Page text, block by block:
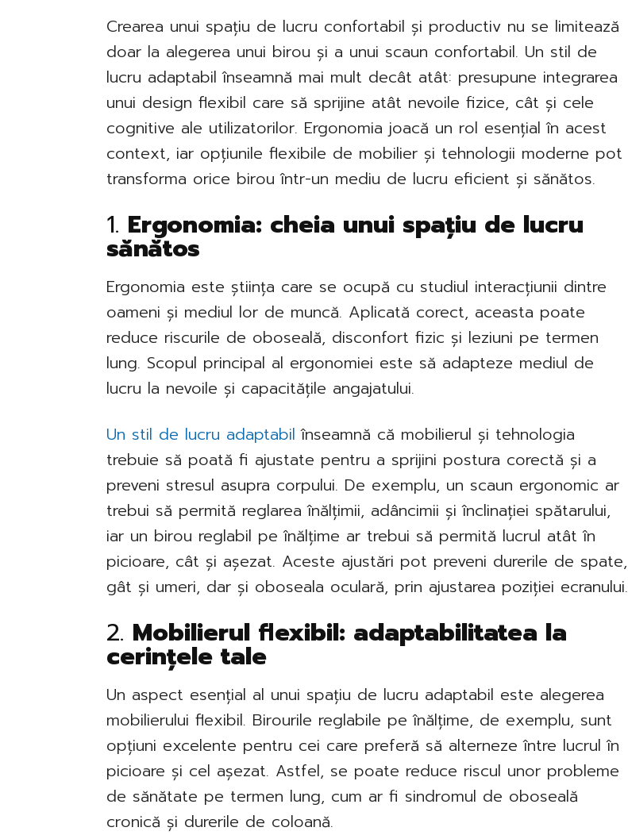
Crearea unui spațiu de lucru confortabil și productiv nu se limitează
doar la alegerea unui birou și a unui scaun confortabil. Un stil de
lucru adaptabil înseamnă mai mult decât atât: presupune integrarea
unui design flexibil care să sprijine atât nevoile fizice, cât și cele
cognitive ale utilizatorilor. Ergonomia joacă un rol esențial în acest
context, iar opțiunile flexibile de mobilier și tehnologii moderne pot
transforma orice birou într-un mediu de lucru eficient și sănătos.
1. Ergonomia: cheia unui spațiu de lucru
sănătos
Ergonomia este știința care se ocupă cu studiul interacțiunii dintre
oameni și mediul lor de muncă. Aplicată corect, aceasta poate
reduce riscurile de oboseală, disconfort fizic și leziuni pe termen
lung. Scopul principal al ergonomiei este să adapteze mediul de
lucru la nevoile și capacitățile angajatului.
Un stil de lucru adaptabil înseamnă că mobilierul și tehnologia
trebuie să poată fi ajustate pentru a sprijini postura corectă și a
preveni stresul asupra corpului. De exemplu, un scaun ergonomic ar
trebui să permită reglarea înălțimii, adâncimii și înclinației spătarului,
iar un birou reglabil pe înălțime ar trebui să permită lucrul atât în
picioare, cât și așezat. Aceste ajustări pot preveni durerile de spate,
gât și umeri, dar și oboseala oculară, prin ajustarea poziției ecranului.
2. Mobilierul flexibil: adaptabilitatea la
cerințele tale
Un aspect esențial al unui spațiu de lucru adaptabil este alegerea
mobilierului flexibil. Birourile reglabile pe înălțime, de exemplu, sunt
opțiuni excelente pentru cei care preferă să alterneze între lucrul în
picioare și cel așezat. Astfel, se poate reduce riscul unor probleme
de sănătate pe termen lung, cum ar fi sindromul de oboseală
cronică și durerile de coloană.